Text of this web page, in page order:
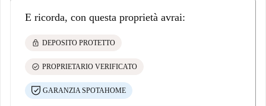
E ricorda, con questa proprietà avrai:
lock DEPOSITO PROTETTO
check_circle PROPRIETARIO VERIFICATO
GARANZIA SPOTAHOME